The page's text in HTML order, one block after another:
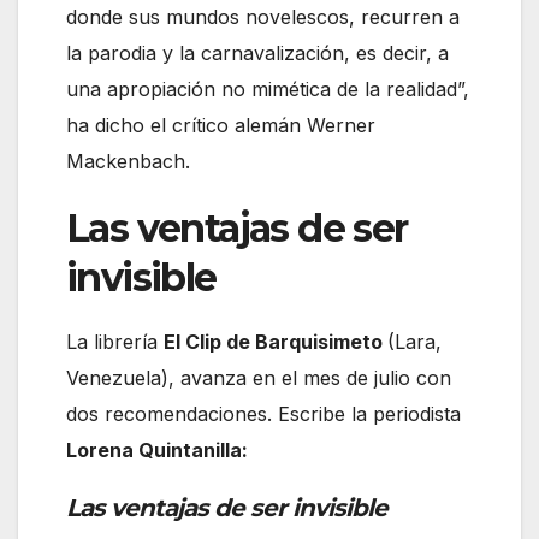
donde sus mundos novelescos, recurren a
la parodia y la carnavalización, es decir, a
una apropiación no mimética de la realidad”,
ha dicho el crítico alemán Werner
Mackenbach.
Las ventajas de ser
invisible
La librería El Clip de Barquisimeto (Lara,
Venezuela), avanza en el mes de julio con
dos recomendaciones. Escribe la periodista
Lorena Quintanilla:
Las ventajas de ser invisible